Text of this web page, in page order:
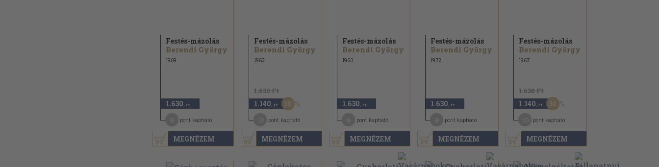
MEGNÉZEM
Festés-mázolás
Berendi György
1969
1.630 ,-Ft
pont kapható
MEGNÉZEM
Festés-mázolás
Berendi György
1963
1.630 Ft
1.140 ,-Ft 30
pont kapható
MEGNÉZEM
Festés-mázolás
Berendi György
1960
1.630 ,-Ft
pont kapható
MEGNÉZEM
Festés-mázolás
Berendi György
1972
1.630 ,-Ft
pont kapható
MEGNÉZEM
Festés-mázolás
Berendi György
1967
1.630 Ft
1.140 ,-Ft 30
pont kapható